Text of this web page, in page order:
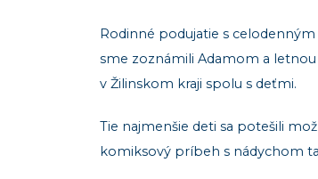
Rodinné podujatie s
sme zoznámili Adamom a
v Žilinskom kraji spolu s deťmi.
Tie najmenšie deti sa potešili
komiksový príbeh s nádychom